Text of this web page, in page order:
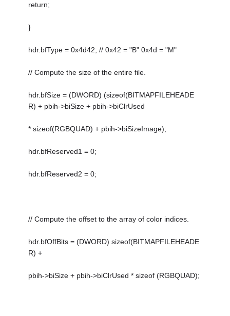
return;
}
hdr.bfType = 0x4d42; // 0x42 = "B" 0x4d = "M"
// Compute the size of the entire file.
hdr.bfSize = (DWORD) (sizeof(BITMAPFILEHEADE
R) + pbih->biSize + pbih->biClrUsed
* sizeof(RGBQUAD) + pbih->biSizeImage);
hdr.bfReserved1 = 0;
hdr.bfReserved2 = 0;
// Compute the offset to the array of color indices.
hdr.bfOffBits = (DWORD) sizeof(BITMAPFILEHEADE
R) +
pbih->biSize + pbih->biClrUsed * sizeof (RGBQUAD);